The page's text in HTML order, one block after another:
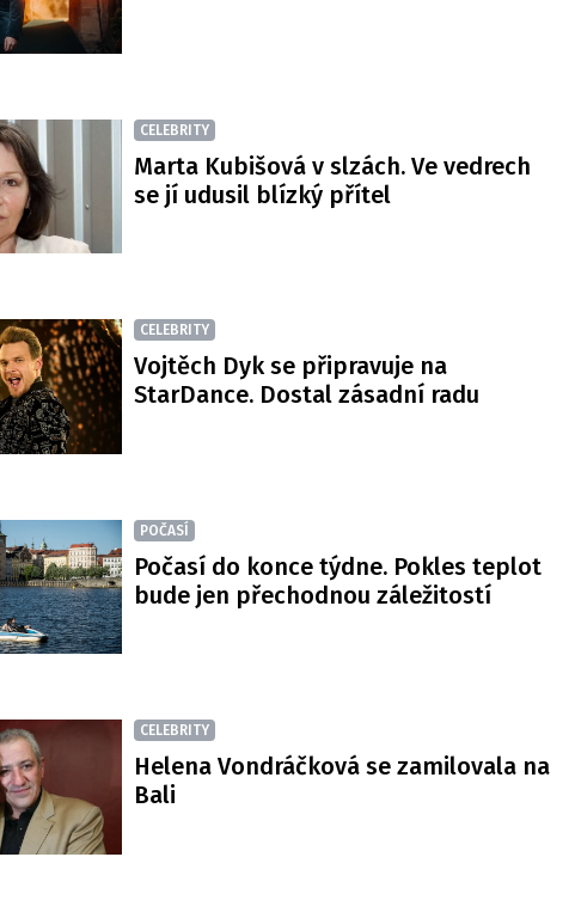
CELEBRITY
Marta Kubišová v slzách. Ve vedrech
se jí udusil blízký přítel
CELEBRITY
Vojtěch Dyk se připravuje na
StarDance. Dostal zásadní radu
POČASÍ
Počasí do konce týdne. Pokles teplot
bude jen přechodnou záležitostí
CELEBRITY
Helena Vondráčková se zamilovala na
Bali